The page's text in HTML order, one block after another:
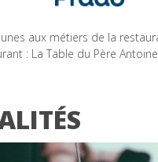
aux métiers de la
: La Table du Père